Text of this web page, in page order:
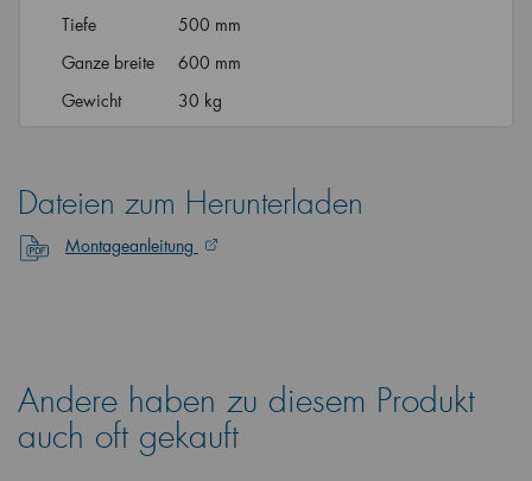
Tiefe
500 mm
Ganze breite
600 mm
Gewicht
30 kg
Dateien zum Herunterladen
Montageanleitung
Andere haben zu diesem Produkt
auch oft gekauft